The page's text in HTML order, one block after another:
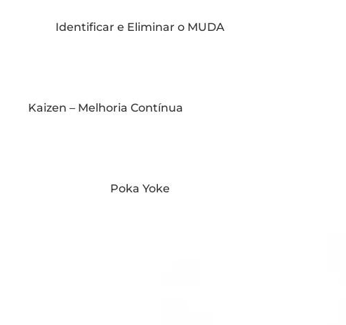
Identificar e Eliminar o MUDA
Kaizen – Melhoria Contínua
Poka Yoke